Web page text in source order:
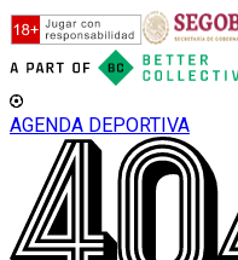
AGENDA DEPORTIVA